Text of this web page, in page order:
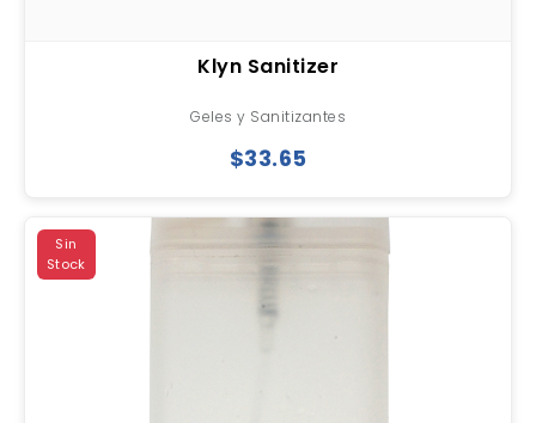
Klyn Sanitizer
Geles y Sanitizantes
$33.65
Sin
Stock